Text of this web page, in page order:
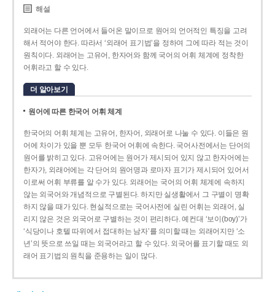
해설
외래어는 다른 언어에서 들어온 말이므로 원어의 언어적인 특징을 고려
해서 적어야 한다. 따라서 ‘외래어 표기법’을 정하여 그에 따라 적는 것이
원칙이다. 외래어는 고유어, 한자어와 함께 국어의 어휘 체계에 정착한
어휘라고 할 수 있다.
더 알아보기
원어에 따른 한국어 어휘 체계
한국어의 어휘 체계는 고유어, 한자어, 외래어로 나눌 수 있다. 이들은 원
어에 차이가 있을 뿐 모두 한국어 어휘에 속한다. 국어사전에서는 단어의
원어를 밝히고 있다. 고유어에는 원어가 제시되어 있지 않고 한자어에는
한자가, 외래어에는 각 단어의 원어명과 로마자 표기가 제시되어 있어서
이로써 어휘 부류를 알 수가 있다. 외래어는 국어의 어휘 체계에 속하지
않는 외국어와 개념적으로 구별된다. 하지만 실생활에서 그 구별이 명확
하지 않을 때가 있다. 현실적으로는 국어사전에 실린 어휘는 외래어, 실
리지 않은 것은 외국어로 구별하는 것이 편리하다. 예컨대 ‘보이(boy)’가
‘식당이나 호텔 따위에서 접대하는 남자’를 의미할 때는 외래어지만 ‘소
년’의 뜻으로 쓰일 때는 외국어라고 할 수 있다. 외국어를 표기할 때도 외
래어 표기법의 원칙을 준용하는 일이 많다.